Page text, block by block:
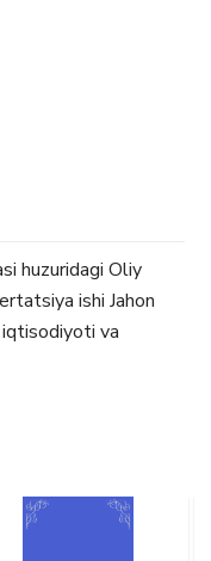
huzuridagi Oliy
ishi Jahon
va